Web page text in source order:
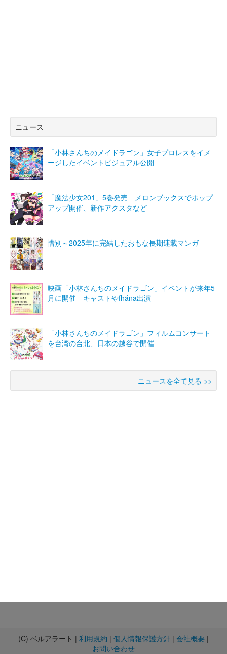
ニュース
「小林さんちのメイドラゴン」女子プロレスをイメ
ージしたイベントビジュアル公開
「魔法少女201」5巻発売 メロンブックスでポップ
アップ開催、新作アクスタなど
惜別～2025年に完結したおもな長期連載マンガ
映画「小林さんちのメイドラゴン」イベントが来年5
月に開催 キャストやfhána出演
「小林さんちのメイドラゴン」フィルムコンサート
を台湾の台北、日本の越谷で開催
ニュースを全て見る >>
(C) ベルアラート | 利用規約 | 個人情報保護方針 | 会社概要 |
お問い合わせ